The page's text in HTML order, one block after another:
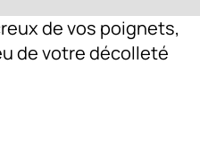
de vos poignets,
de votre décolleté